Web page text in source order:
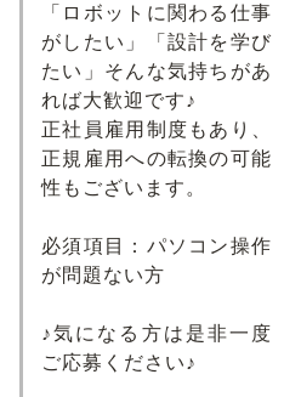
「ロボットに関わる仕事
がしたい」「設計を学び
たい」そんな気持ちがあ
れば大歓迎です♪
正社員雇用制度もあり、
正規雇用への転換の可能
性もございます。
必須項目：パソコン操作
が問題ない方
♪気になる方は是非一度
ご応募ください♪